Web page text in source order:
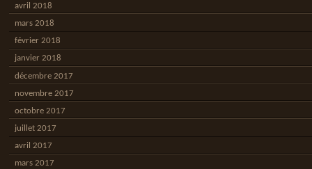
avril 2018
mars 2018
février 2018
janvier 2018
décembre 2017
novembre 2017
octobre 2017
juillet 2017
avril 2017
mars 2017